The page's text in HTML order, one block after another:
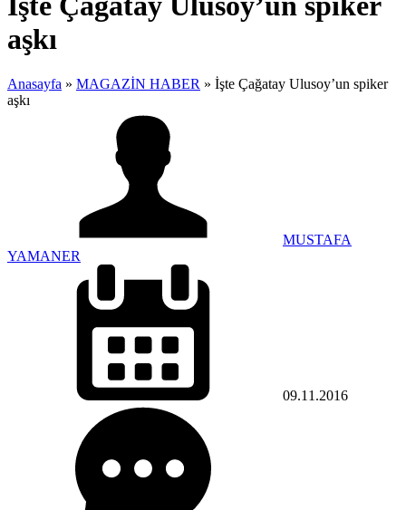
aşkı
Anasayfa » MAGAZİN HABER » İşte Çağatay Ulusoy’un spiker
aşkı
MUSTAFA
YAMANER
09.11.2016